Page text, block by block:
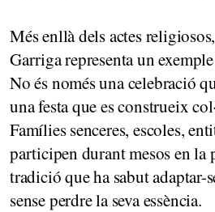
Més enllà dels actes
Garriga representa un
No és només una celebració
una festa que es construeix
Famílies senceres, escoles,
participen durant mesos en la
tradició que ha sabut adaptar-
sense perdre la seva essència.